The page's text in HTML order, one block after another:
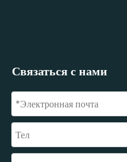
Связаться с нами